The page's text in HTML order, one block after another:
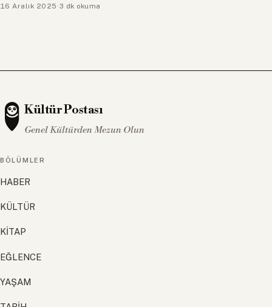
16 Aralık 2025· 3 dk okuma
Kültür Postası
Genel Kültürden Mezun Olun
BÖLÜMLER
HABER
KÜLTÜR
KİTAP
EĞLENCE
YAŞAM